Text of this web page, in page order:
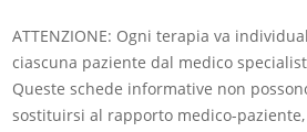
ATTENZIONE: Ogni terapia va
ciascuna paziente dal medico
Queste schede informative non
sostituirsi al rapporto medico-